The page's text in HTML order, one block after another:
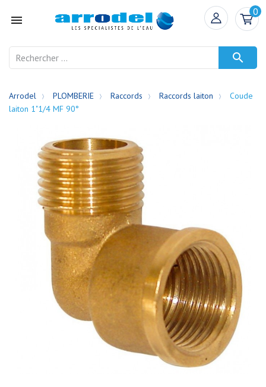

0

Arrodel PLOMBERIE Raccords Raccords laiton
Coude
laiton 1"1/4 MF 90°